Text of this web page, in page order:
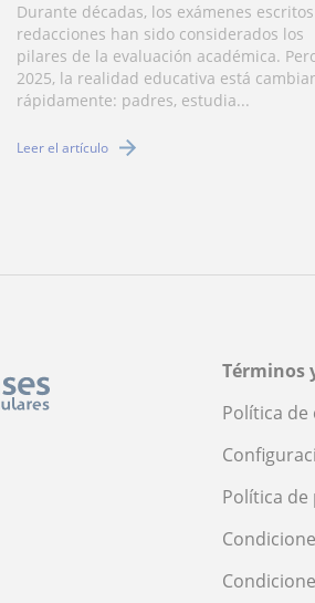
Durante décadas, los exámenes
redacciones han sido considerados los
pilares de la evaluación académica.
2025, la realidad educativa está
rápidamente: padres, estudia...
Leer el artículo
Términos
Política de
Política de